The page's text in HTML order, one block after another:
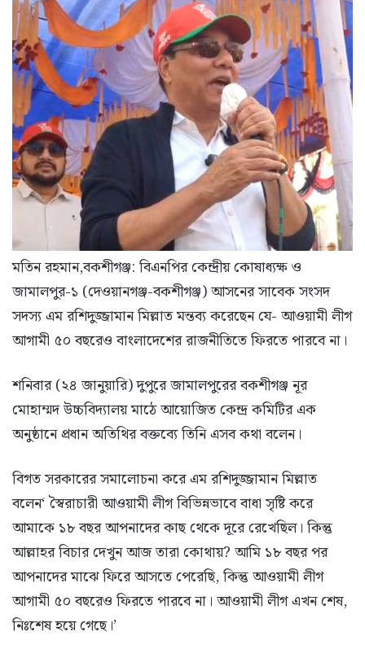
মতিন রহমান,বকশীগঞ্জ: বিএনপির কেন্দ্রীয় কোষাধ্যক্ষ ও
জামালপুর-১ (দেওয়ানগঞ্জ-বকশীগঞ্জ) আসনের সাবেক সংসদ
সদস্য এম রশিদুজ্জামান মিল্লাত মন্তব্য করেছেন যে- আওয়ামী লীগ
আগামী ৫০ বছরেও বাংলাদেশের রাজনীতিতে ফিরতে পারবে না।
শনিবার (২৪ জানুয়ারি) দুপুরে জামালপুরের বকশীগঞ্জ নূর
মোহাম্মদ উচ্চবিদ্যালয় মাঠে আয়োজিত কেন্দ্র কমিটির এক
অনুষ্ঠানে প্রধান অতিথির বক্তব্যে তিনি এসব কথা বলেন।
বিগত সরকারের সমালোচনা করে এম রশিদুজ্জামান মিল্লাত
বলেন‘ স্বৈরাচারী আওয়ামী লীগ বিভিন্নভাবে বাধা সৃষ্টি করে
আমাকে ১৮ বছর আপনাদের কাছ থেকে দূরে রেখেছিল। কিন্তু
আল্লাহর বিচার দেখুন আজ তারা কোথায়? আমি ১৮ বছর পর
আপনাদের মাঝে ফিরে আসতে পেরেছি, কিন্তু আওয়ামী লীগ
আগামী ৫০ বছরেও ফিরতে পারবে না। আওয়ামী লীগ এখন শেষ,
নিঃশেষ হয়ে গেছে।’